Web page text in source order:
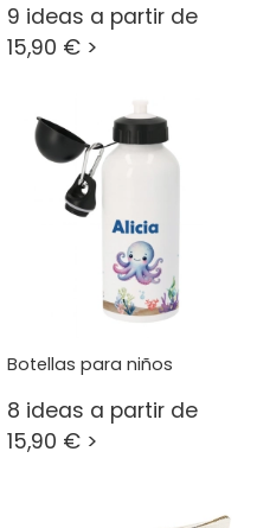
9 ideas a partir de
15,90 € >
Botellas para niños
8 ideas a partir de
15,90 € >